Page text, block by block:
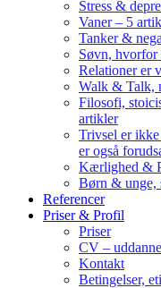
Stress &
Vaner – 5
Tanker &
Søvn, hvorfor
Relationer er
Walk & Talk,
Filosofi,
artikler
Trivsel er
er også
Kærlighed &
Børn & unge,
Referencer
Priser & Profil
Priser
CV –
Kontakt
Betingelser,